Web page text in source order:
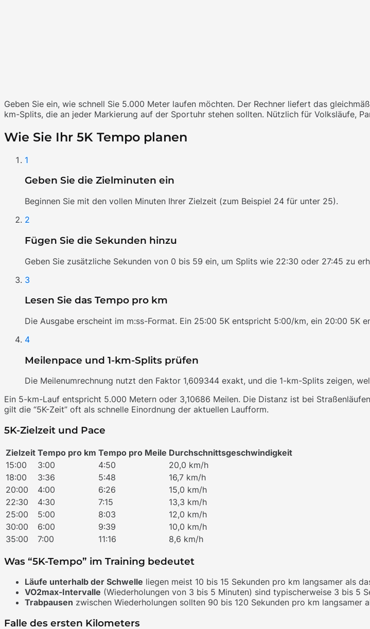
Geben Sie ein, wie schnell Sie 5.000 Meter laufen möchten. Der Rechner liefert das
km-Splits, die an jeder Markierung auf der Sportuhr stehen sollten. Nützlich für Volksläufe,
Wie Sie Ihr 5K Tempo planen
1
Geben Sie die Zielminuten ein
Beginnen Sie mit den vollen Minuten Ihrer Zielzeit (zum Beispiel 24 für unter 25).
2
Fügen Sie die Sekunden hinzu
Geben Sie zusätzliche Sekunden von 0 bis 59 ein, um Splits wie 22:30 oder 27:45 zu
3
Lesen Sie das Tempo pro km
Die Ausgabe erscheint im m:ss-Format. Ein 25:00 5K entspricht 5:00/km, ein 20:00 5K
4
Meilenpace und 1-km-Splits prüfen
Die Meilenumrechnung nutzt den Faktor 1,609344 exakt, und die 1-km-Splits zeigen,
Ein 5-km-Lauf entspricht 5.000 Metern oder 3,10686 Meilen. Die Distanz ist bei
gilt die “5K-Zeit” oft als schnelle Einordnung der aktuellen Laufform.
5K-Zielzeit und Pace
Zielzeit Tempo pro km Tempo pro Meile Durchschnittsgeschwindigkeit
15:00
3:00 4:50
20,0 km/h
18:00
3:36 5:48
16,7 km/h
20:00
4:00 6:26
15,0 km/h
22:30
4:30 7:15
13,3 km/h
25:00
5:00 8:03
12,0 km/h
30:00
6:00 9:39
10,0 km/h
35:00
7:00 11:16 8,6 km/h
Was “5K-Tempo” im Training bedeutet
Läufe unterhalb der Schwelle liegen meist 10 bis 15 Sekunden pro km langsamer als
VO2max-Intervalle (Wiederholungen von 3 bis 5 Minuten) sind typischerweise 3 bis 5
Trabpausen zwischen Wiederholungen sollten 90 bis 120 Sekunden pro km langsamer
Falle des ersten Kilometers